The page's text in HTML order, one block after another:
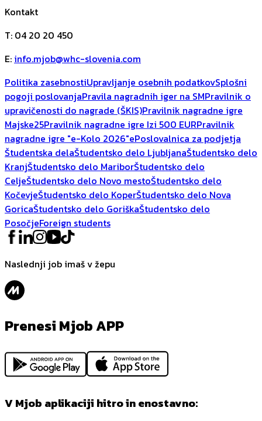
Kontakt
T: 04 20 20 450
E: info.mjob@whc-slovenia.com
Politika zasebnostiUpravljanje osebnih podatkovSplošni
pogoji poslovanjaPravila nagradnih iger na SMPravilnik o
upravičenosti do nagrade (ŠKIS)Pravilnik nagradne igre
Majske25Pravilnik nagradne igre Izi 500 EURPravilnik
nagradne igre "e-Kolo 2026"ePoslovalnica za podjetja
Študentska delaŠtudentsko delo LjubljanaŠtudentsko delo
KranjŠtudentsko delo MariborŠtudentsko delo
CeljeŠtudentsko delo Novo mestoŠtudentsko delo
KočevjeŠtudentsko delo KoperŠtudentsko delo Nova
GoricaŠtudentsko delo GoriškaŠtudentsko delo
PosočjeForeign students
Naslednji job imaš v žepu
Prenesi Mjob APP
V Mjob aplikaciji hitro in enostavno: